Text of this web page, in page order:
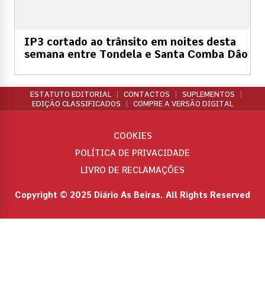
IP3 cortado ao trânsito em noites desta
semana entre Tondela e Santa Comba Dão
ESTATUTO EDITORIAL CONTACTOS
SUPLEMENTOS
EDIÇÃO CLASSIFICADOS
COMPRE A VERSÃO DIGITAL
Copyright © 2025 Diário As Beiras. All Rights Reserved
COOKIES
POLÍTICA DE PRIVACIDADE
LIVRO DE RECLAMAÇÕES